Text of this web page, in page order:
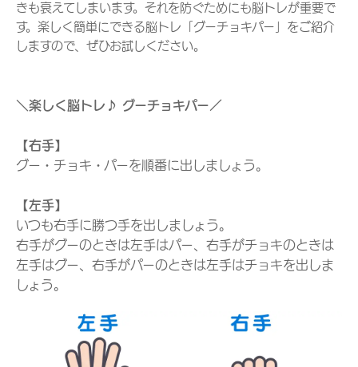
きも衰えてしまいます。それを防ぐためにも脳トレが重要で
す。楽しく簡単にできる脳トレ「グーチョキパー」をご紹介
しますので、ぜひお試しください。
＼楽しく脳トレ♪ グーチョキパー／
【右手】
グー・チョキ・パーを順番に出しましょう。
【左手】
いつも右手に勝つ手を出しましょう。
右手がグーのときは左手はパー、右手がチョキのときは
左手はグー、右手がパーのときは左手はチョキを出しま
しょう。